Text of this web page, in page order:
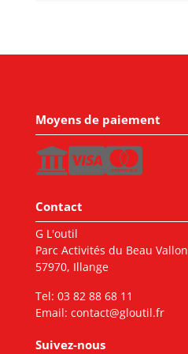
Moyens de paiement
Contact
G L'outil
Parc Activités du Beau Vallon
57970, Illange
Tel: 03 82 88 68 11
Email: contact@gloutil.fr
Suivez-nous